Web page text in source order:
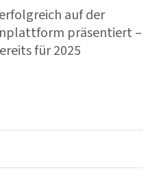
auf der
präsentiert –
für 2025